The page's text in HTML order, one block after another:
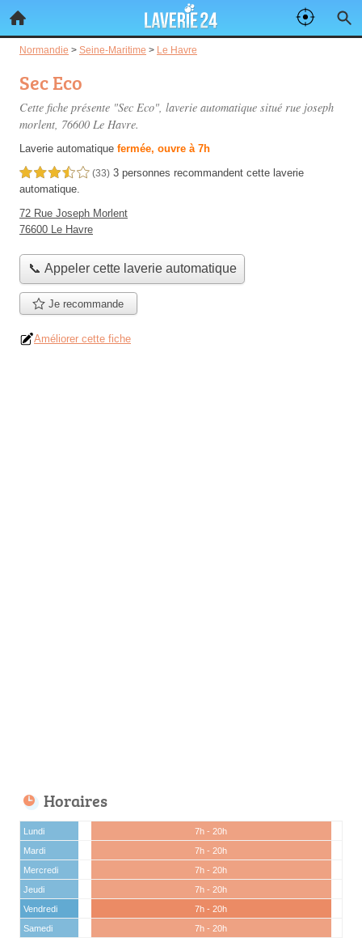
Normandie > Seine-Maritime > Le Havre
Sec Eco
Cette fiche présente "Sec Eco", laverie automatique situé rue joseph
morlent, 76600 Le Havre.
Laverie automatique fermée, ouvre à 7h
3,5 étoiles sur 5 (33) 3 personnes recommandent cette laverie
automatique.
72 Rue Joseph Morlent
76600 Le Havre
📞 Appeler cette laverie automatique
Je recommande
Améliorer cette fiche
Horaires
Lundi
7h - 20h
Mardi
7h - 20h
Mercredi
7h - 20h
Jeudi
7h - 20h
Vendredi
7h - 20h
Samedi
7h - 20h